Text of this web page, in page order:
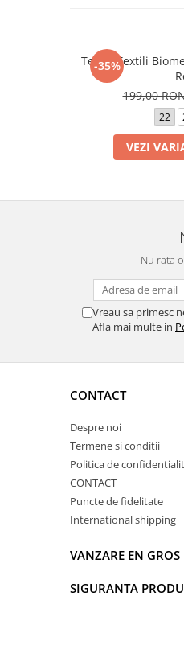
-35%
Tenisi Textili
199,00
22
VEZI
Nu rata
Vreau sa primesc
Afla mai multe in
CONTACT
Despre noi
Termene si conditii
Politica de
CONTACT
Puncte de fidelitate
International shipping
VANZARE EN
SIGURANTA